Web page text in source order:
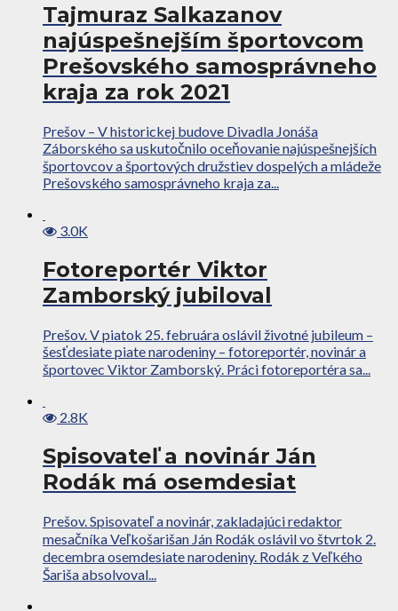
Tajmuraz Salkazanov
najúspešnejším športovcom
Prešovského samosprávneho
kraja za rok 2021
Prešov – V historickej budove Divadla Jonáša
Záborského sa uskutočnilo oceňovanie najúspešnejších
športovcov a športových družstiev dospelých a mládeže
Prešovského samosprávneho kraja za...
3.0K
Fotoreportér Viktor
Zamborský jubiloval
Prešov. V piatok 25. februára oslávil životné jubileum –
šesťdesiate piate narodeniny – fotoreportér, novinár a
športovec Viktor Zamborský. Práci fotoreportéra sa...
2.8K
Spisovateľ a novinár Ján
Rodák má osemdesiat
Prešov. Spisovateľ a novinár, zakladajúci redaktor
mesačníka Veľkošarišan Ján Rodák oslávil vo štvrtok 2.
decembra osemdesiate narodeniny. Rodák z Veľkého
Šariša absolvoval...